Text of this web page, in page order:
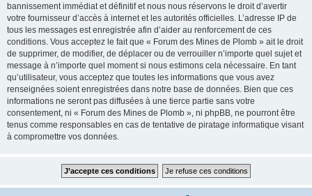
bannissement immédiat et définitif et nous nous réservons le droit d’avertir
votre fournisseur d’accès à internet et les autorités officielles. L’adresse IP de
tous les messages est enregistrée afin d’aider au renforcement de ces
conditions. Vous acceptez le fait que « Forum des Mines de Plomb » ait le droit
de supprimer, de modifier, de déplacer ou de verrouiller n’importe quel sujet et
message à n’importe quel moment si nous estimons cela nécessaire. En tant
qu’utilisateur, vous acceptez que toutes les informations que vous avez
renseignées soient enregistrées dans notre base de données. Bien que ces
informations ne seront pas diffusées à une tierce partie sans votre
consentement, ni « Forum des Mines de Plomb », ni phpBB, ne pourront être
tenus comme responsables en cas de tentative de piratage informatique visant
à compromettre vos données.